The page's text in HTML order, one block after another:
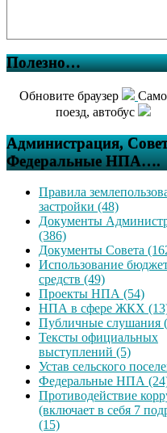
Полезно…
Обновите браузер
поезд, автобус
Администрация,
Федеральные НПА….
Правила
застройки (48)
Документы
(386)
Документы Совета
Использование
средств (49)
Проекты НПА (54)
НПА в сфере ЖКХ
Публичные слушания
Тексты официальных
выступлений (5)
Устав сельского
Федеральные НПА
Противодействие
(включает в себя 7
(15)